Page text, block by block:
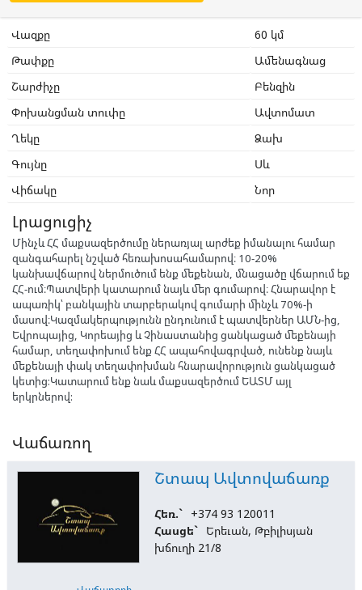
Վազքը
60 կմ
Թափքը
Ամենագնաց
Շարժիչը
Բենզին
Փոխանցման տուփը
Ավտոմատ
Ղեկը
Ձախ
Գույնը
Սև
Վիճակը
Նոր
Լրացուցիչ
Մինչև ՀՀ մաքսազերծումը ներառյալ արժեք իմանալու համար
զանգահարել նշված հեռախոսահամարով։ 10-20%
կանխավճարով ներմուծում ենք մեքենան, մնացածը վճարում եք
ՀՀ-ում։Պատվերի կատարում նայև մեր գումարով։ Հնարավոր է
ապառիկ՝ բանկային տարբերակով գումարի մինչև 70%-ի
մասով։Կազմակերպությունն ընդունում է պատվերներ ԱՄՆ-ից,
Եվրոպայից, Կորեայից և Չինաստանից ցանկացած մեքենայի
համար, տեղափոխում ենք ՀՀ ապահովագրված, ունենք նայև
մեքենայի փակ տեղափոխման հնարավորություն ցանկացած
կետից:Կատարում ենք նաև մաքսազերծում ԵԱՏՄ այլ
երկրներով:
Վաճառող
Շտապ Ավտովաճառք
Հեռ.` +374 93 120011
Հասցե` Երեւան, Թբիլիսյան
խճուղի 21/8